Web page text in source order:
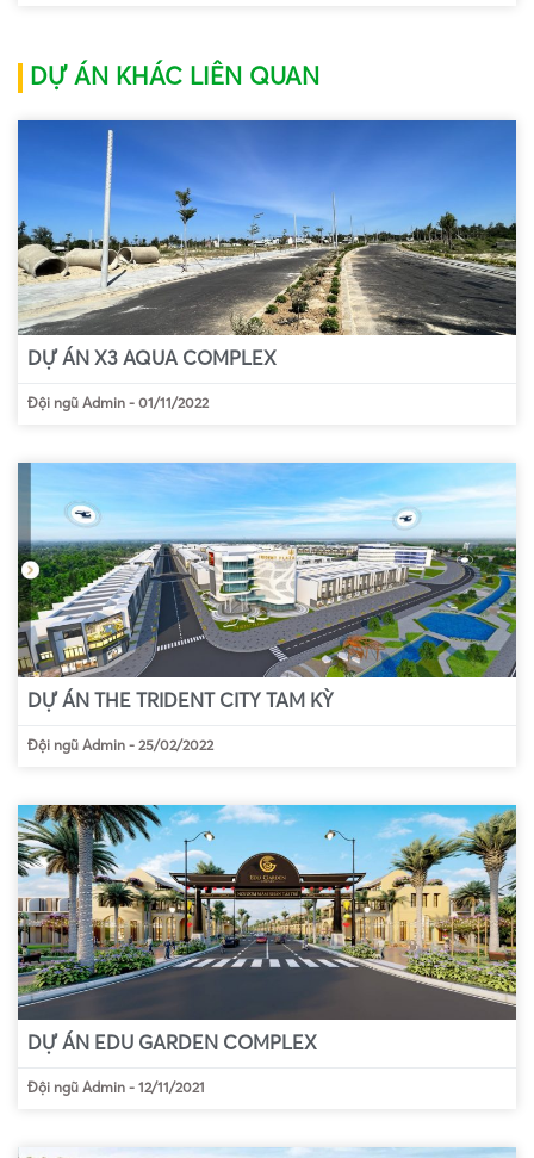
DỰ ÁN KHÁC LIÊN QUAN
DỰ ÁN X3 AQUA COMPLEX
Đội ngũ Admin - 01/11/2022
DỰ ÁN THE TRIDENT CITY TAM KỲ
Đội ngũ Admin - 25/02/2022
DỰ ÁN EDU GARDEN COMPLEX
Đội ngũ Admin - 12/11/2021